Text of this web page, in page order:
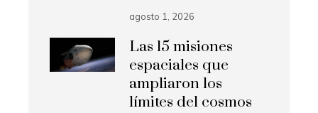
agosto 1, 2026
Las 15 misiones
espaciales que
ampliaron los
límites del cosmos